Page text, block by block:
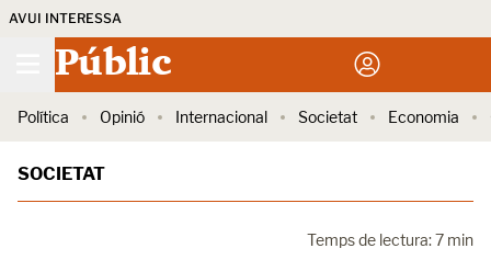
AVUI INTERESSA
Públic
Política Opinió Internacional Societat Economia
SOCIETAT
Temps de lectura: 7 min